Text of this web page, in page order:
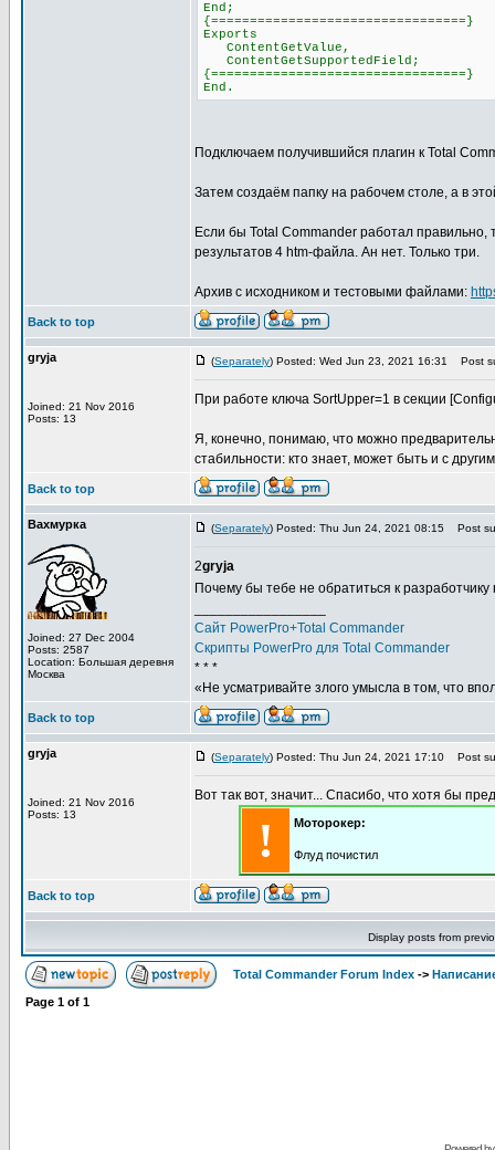
End;
{=================================}
Exports
ContentGetValue,
ContentGetSupportedField;
{=================================}
End.
Подключаем получившийся плагин к Total
Затем создаём папку на рабочем столе, а в
Если бы Total Commander работал правильно,
результатов 4 htm-файла. Ан нет. Только три.
Архив с исходником и тестовыми файлами:
Back to top
gryja
Joined: 21 Nov 2016
Posts: 13
(Separately) Posted: Wed Jun 23, 2021 16:31 Post
При работе ключа SortUpper=1 в секции
Я, конечно, понимаю, что можно
стабильности: кто знает, может быть и с
Back to top
Вахмурка
Joined: 27 Dec 2004
Posts: 2587
Location: Большая деревня
Москва
(Separately) Posted: Thu Jun 24, 2021 08:15 Post
2gryja
Почему бы тебе не обратиться к
Сайт PowerPro+Total Commander
Скрипты PowerPro для Total Commander
* * *
«Не усматривайте злого умысла в том, что
Back to top
gryja
Joined: 21 Nov 2016
Posts: 13
(Separately) Posted: Thu Jun 24, 2021 17:10 Post
Вот так вот, значит... Спасибо, что хотя бы
! Моторокер:
Флуд почистил
Back to top
Display posts from
Total Commander Forum Index ->
Page 1 of 1